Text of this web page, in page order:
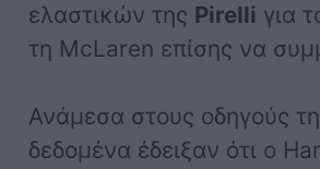
ελαστικών της Pirelli για
τη McLaren επίσης να
Ανάμεσα στους οδηγούς
δεδομένα έδειξαν ότι ο